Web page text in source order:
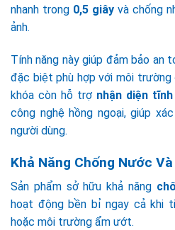
nhanh trong 0,5 giây và chống
ảnh.
Tính năng này giúp đảm bảo an
đặc biệt phù hợp với môi trường
khóa còn hỗ trợ nhận diện
công nghệ hồng ngoại, giúp
người dùng.
Khả Năng Chống Nước
Sản phẩm sở hữu khả năng
hoạt động bền bỉ ngay cả khi
hoặc môi trường ẩm ướt.